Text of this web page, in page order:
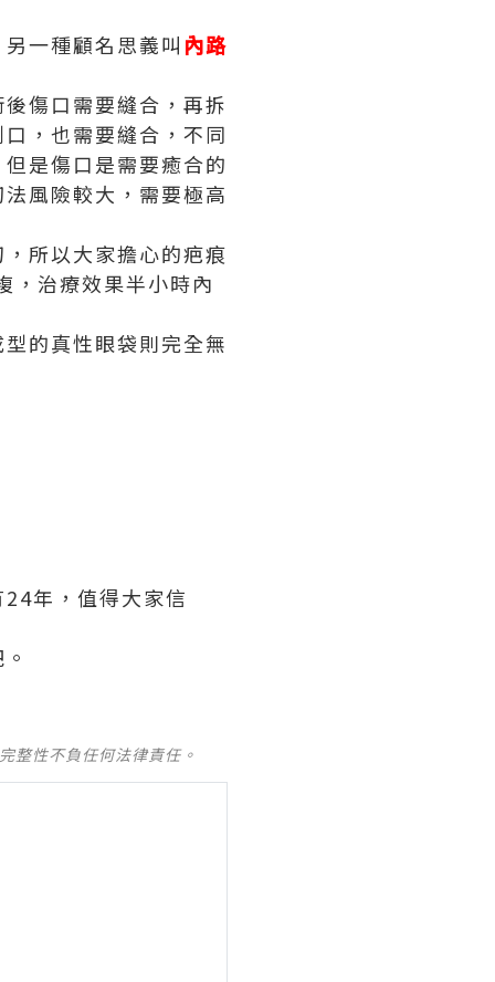
另一種顧名思義叫 內路
傷口需要縫合，再拆
，也需要縫合，不同
是傷口是需要癒合的
風險較大，需要極高
所以大家擔心的疤痕
，治療效果半小時內
的真性眼袋則完全無
年，值得大家信
整性不負任何法律責任。